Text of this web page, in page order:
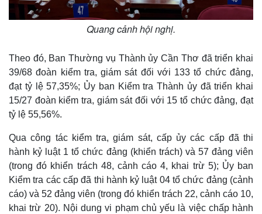
Thế giới
Multimedia
Quang cảnh hội nghị.
Theo đó, Ban Thường vụ Thành ủy Cần Thơ đã triển khai
39/68 đoàn kiểm tra, giám sát đối với 133 tổ chức đảng,
đạt tỷ lệ 57,35%; Ủy ban Kiểm tra Thành ủy đã triển khai
15/27 đoàn kiểm tra, giám sát đối với 15 tổ chức đảng, đạt
tỷ lệ 55,56%.
Qua công tác kiểm tra, giám sát, cấp ủy các cấp đã thi
hành kỷ luật 1 tổ chức đảng (khiển trách) và 57 đảng viên
(trong đó khiển trách 48, cảnh cáo 4, khai trừ 5); Ủy ban
Kiểm tra các cấp đã thi hành kỷ luật 04 tổ chức đảng (cảnh
cáo) và 52 đảng viên (trong đó khiển trách 22, cảnh cáo 10,
khai trừ 20). Nội dung vi phạm chủ yếu là việc chấp hành